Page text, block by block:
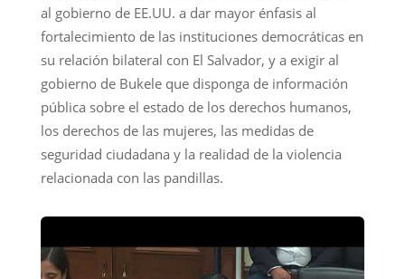
al gobierno de EE.UU. a dar mayor énfasis al
fortalecimiento de las instituciones democráticas en
su relación bilateral con El Salvador, y a exigir al
gobierno de Bukele que disponga de información
pública sobre el estado de los derechos humanos,
los derechos de las mujeres, las medidas de
seguridad ciudadana y la realidad de la violencia
relacionada con las pandillas.